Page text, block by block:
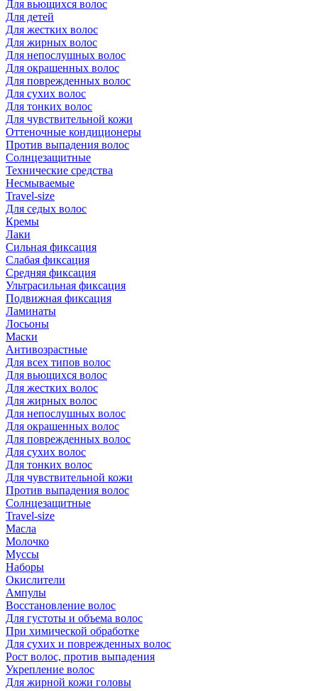
Для вьющихся волос
Для детей
Для жестких волос
Для жирных волос
Для непослушных волос
Для окрашенных волос
Для поврежденных волос
Для сухих волос
Для тонких волос
Для чувствительной кожи
Оттеночные кондиционеры
Против выпадения волос
Солнцезащитные
Технические средства
Несмываемые
Travel-size
Для седых волос
Кремы
Лаки
Сильная фиксация
Слабая фиксация
Средняя фиксация
Ультрасильная фиксация
Подвижная фиксация
Ламинаты
Лосьоны
Маски
Антивозрастные
Для всех типов волос
Для вьющихся волос
Для жестких волос
Для жирных волос
Для непослушных волос
Для окрашенных волос
Для поврежденных волос
Для сухих волос
Для тонких волос
Для чувствительной кожи
Против выпадения волос
Солнцезащитные
Travel-size
Масла
Молочко
Муссы
Наборы
Окислители
Ампулы
Восстановление волос
Для густоты и объема волос
При химической обработке
Для сухих и поврежденных волос
Рост волос, против выпадения
Укрепление волос
Для жирной кожи головы